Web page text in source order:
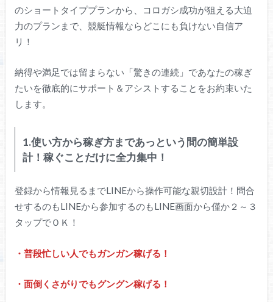
のショートタイププランから、コロガシ成功が狙える大迫
力のプランまで、競艇情報ならどこにも負けない自信ア
リ！
納得や満足では留まらない「驚きの連続」であなたの稼ぎ
たいを徹底的にサポート＆アシストすることをお約束いた
します。
1.使い方から稼ぎ方まであっという間の簡単設
計！稼ぐことだけに全力集中！
登録から情報見るまでLINEから操作可能な親切設計！問合
せするのもLINEから参加するのもLINE画面から僅か２～３
タップでＯＫ！
・普段忙しい人でもガンガン稼げる！
・面倒くさがりでもグングン稼げる！